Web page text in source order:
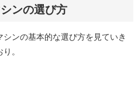
ンの選び方
ンの基本的な選び方を見ていき
。